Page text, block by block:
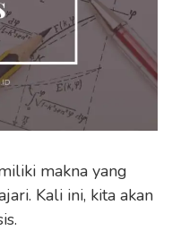
makna yang
Kali ini, kita akan